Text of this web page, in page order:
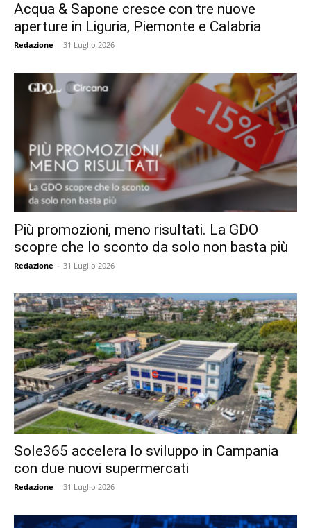
Acqua & Sapone cresce con tre nuove
aperture in Liguria, Piemonte e Calabria
Redazione - 31 Luglio 2026
Più promozioni, meno risultati. La GDO
scopre che lo sconto da solo non basta più
Redazione - 31 Luglio 2026
Sole365 accelera lo sviluppo in Campania
con due nuovi supermercati
Redazione - 31 Luglio 2026